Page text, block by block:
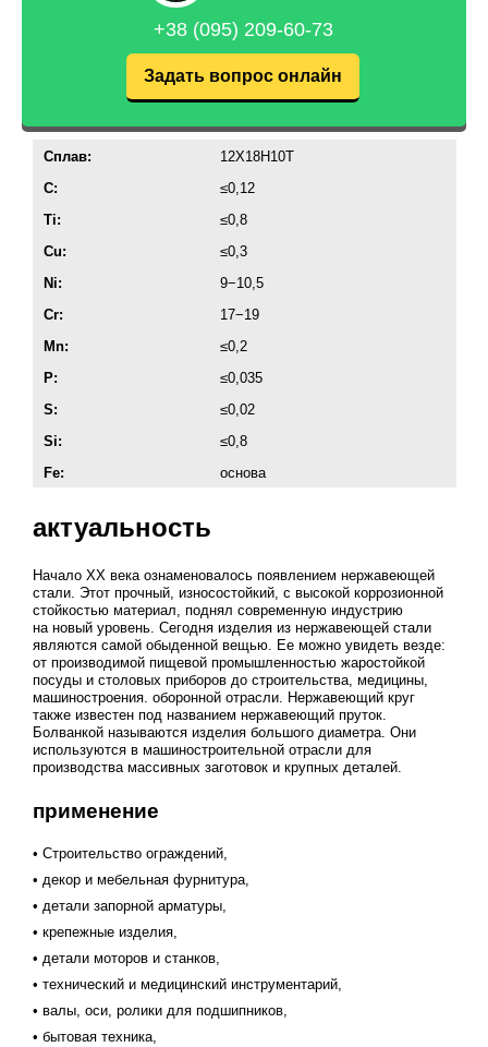
+38 (095) 209-60-73
Задать вопрос онлайн
актуальность
Начало ХХ века ознаменовалось появлением нержавеющей
стали. Этот прочный, износостойкий, с высокой коррозионной
стойкостью материал, поднял современную индустрию
на новый уровень. Сегодня изделия из нержавеющей стали
являются самой обыденной вещью. Ее можно увидеть везде:
от производимой пищевой промышленностью жаростойкой
посуды и столовых приборов до строительства, медицины,
машиностроения. оборонной отрасли. Нержавеющий круг
также известен под названием нержавеющий пруток.
Болванкой называются изделия большого диаметра. Они
используются в машиностроительной отрасли для
производства массивных заготовок и крупных деталей.
применение
• Строительство ограждений,
• декор и мебельная фурнитура,
• детали запорной арматуры,
• крепежные изделия,
• детали моторов и станков,
• технический и медицинский инструментарий,
• валы, оси, ролики для подшипников,
• бытовая техника,
Сплав:
12Х18Н10Т
C:
≤0,12
Ti:
≤0,8
Cu:
≤0,3
Ni:
9−10,5
Cr:
17−19
Mn:
≤0,2
P:
≤0,035
S:
≤0,02
Si:
≤0,8
Fe:
основа